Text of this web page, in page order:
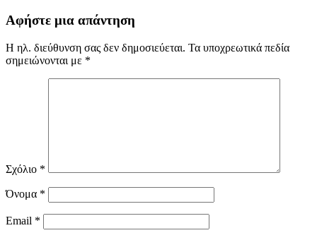
Αφήστε μια απάντηση
Η ηλ. διεύθυνση σας δεν δημοσιεύεται. Τα υποχρεωτικά πεδία
σημειώνονται με *
Σχόλιο *
Όνομα *
Email *